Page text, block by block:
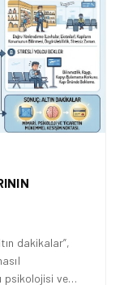
dakikalar”,
psikolojisi ve…